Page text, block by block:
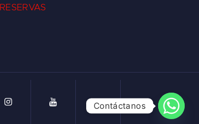
RESERVAS
Contáctanos